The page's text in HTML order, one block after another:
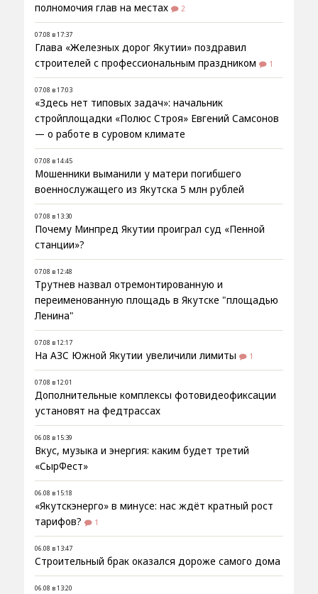
полномочия глав на местах
2
07.08 в 17:37
Глава «Железных дорог Якутии» поздравил
строителей с профессиональным праздником
1
07.08 в 17:03
«Здесь нет типовых задач»: начальник
стройплощадки «Полюс Строя» Евгений Самсонов
— о работе в суровом климате
07.08 в 14:45
Мошенники выманили у матери погибшего
военнослужащего из Якутска 5 млн рублей
07.08 в 13:30
Почему Минпред Якутии проиграл суд «Пенной
станции»?
07.08 в 12:48
Трутнев назвал отремонтированную и
переименованную площадь в Якутске "площадью
Ленина"
07.08 в 12:17
На АЗС Южной Якутии увеличили лимиты 1
07.08 в 12:01
Дополнительные комплексы фотовидеофиксации
установят на федтрассах
06.08 в 15:39
Вкус, музыка и энергия: каким будет третий
«СырФест»
06.08 в 15:18
«Якутскэнерго» в минусе: нас ждёт кратный рост
тарифов?
1
06.08 в 13:47
Строительный брак оказался дороже самого дома
06.08 в 13:20